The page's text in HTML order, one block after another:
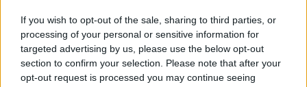
If you wish to opt-out of the sale, sharing to third parties, or
processing of your personal or sensitive information for
targeted advertising by us, please use the below opt-out
section to confirm your selection. Please note that after your
opt-out request is processed you may continue seeing
ÍGY ÖRÖMMEL FIZETTE KI VARGA JUDIT
RENDEZVÉNYÉNEK TEREMDÍJÁT IS
2023. január. 25. 11:13
Nem volt szűkmarkú a kormány a civil áltevékenység
szponzorálásával.